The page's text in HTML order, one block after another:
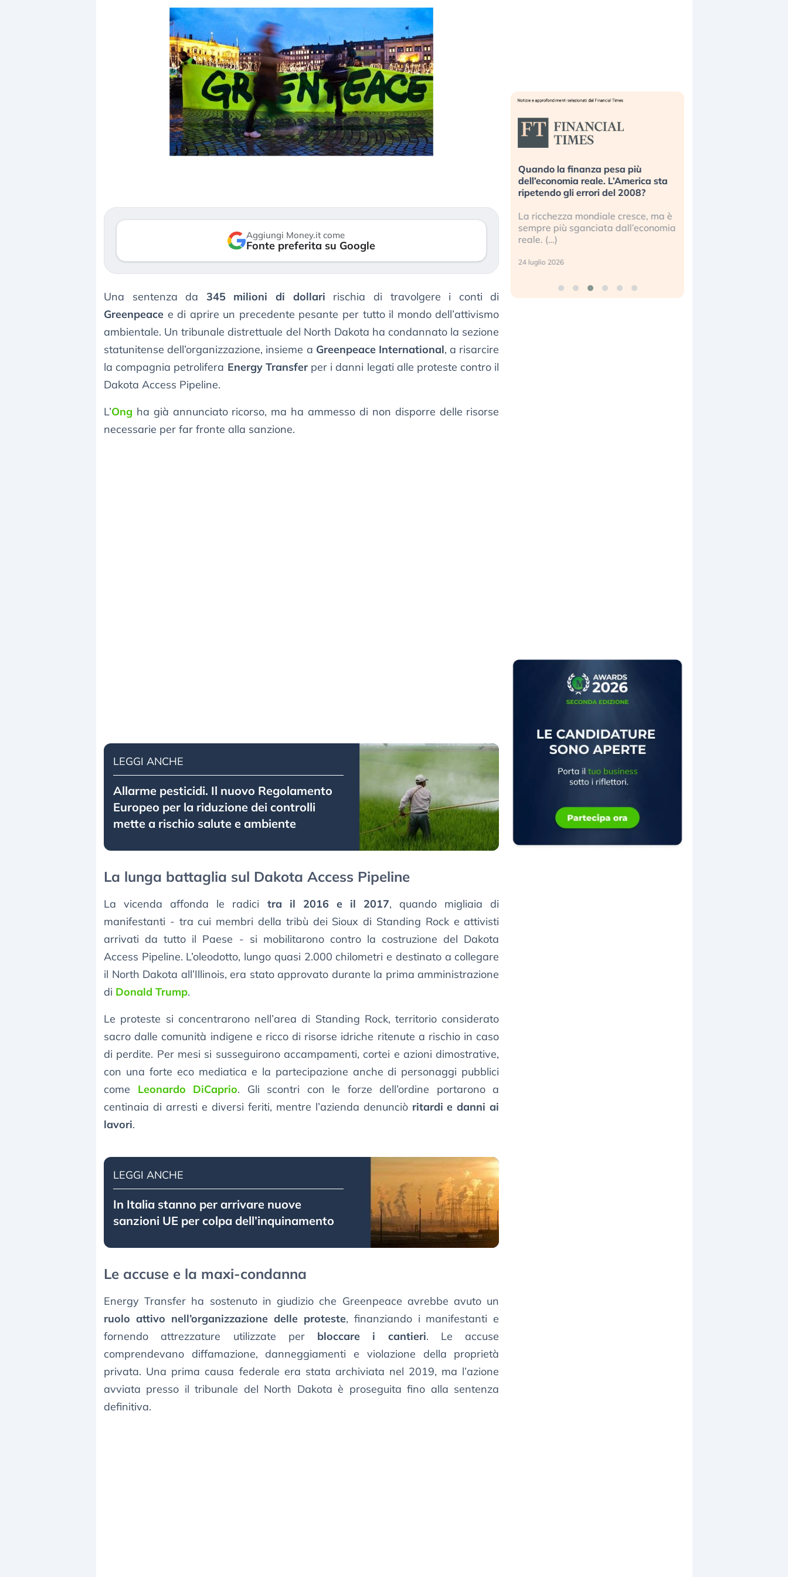
Aggiungi Money.it come
Fonte preferita su Google
Una sentenza da 345 milioni di dollari rischia di travolgere i conti di
Greenpeace e di aprire un precedente pesante per tutto il mondo dell’attivismo
ambientale. Un tribunale distrettuale del North Dakota ha condannato la sezione
statunitense dell’organizzazione, insieme a Greenpeace International, a risarcire
la compagnia petrolifera Energy Transferper i danni legati alle proteste contro il
Dakota Access Pipeline.
L’Ong ha già annunciato ricorso, ma ha ammesso di non disporre delle risorse
necessarie per far fronte alla sanzione.
LEGGI ANCHE
Allarme pesticidi. Il nuovo Regolamento
Europeo per la riduzione dei controlli
mette a rischio salute e ambiente
La lunga battaglia sul Dakota Access Pipeline
La vicenda affonda le radici tra il 2016 e il 2017, quando migliaia di
manifestanti - tra cui membri della tribù dei Sioux di Standing Rock e attivisti
arrivati da tutto il Paese - si mobilitarono contro la costruzione del Dakota
Access Pipeline. L’oleodotto, lungo quasi 2.000 chilometri e destinato a collegare
il North Dakota all’Illinois, era stato approvato durante la prima amministrazione
di Donald Trump.
Le proteste si concentrarono nell’area di Standing Rock, territorio considerato
sacro dalle comunità indigene e ricco di risorse idriche ritenute a rischio in caso
di perdite. Per mesi si susseguirono accampamenti, cortei e azioni dimostrative,
con una forte eco mediatica e la partecipazione anche di personaggi pubblici
come Leonardo DiCaprio. Gli scontri con le forze dell’ordine portarono a
centinaia di arresti e diversi feriti, mentre l’azienda denunciò ritardi e danni ai
lavori.
LEGGI ANCHE
In Italia stanno per arrivare nuove
sanzioni UE per colpa dell’inquinamento
Le accuse e la maxi-condanna
Energy Transfer ha sostenuto in giudizio che Greenpeace avrebbe avuto un
ruolo attivo nell’organizzazione delle proteste, finanziando i manifestanti e
fornendo attrezzature utilizzate per bloccare i cantieri. Le accuse
comprendevano diffamazione, danneggiamenti e violazione della proprietà
privata. Una prima causa federale era stata archiviata nel 2019, ma l’azione
avviata presso il tribunale del North Dakota è proseguita fino alla sentenza
definitiva.
3 agosto 2026
Kospi, mentre gli investitori retail (…)
30 luglio 2026
Quando la finanza pesa più
dell’economia reale. L’America sta
ripetendo gli errori del 2008?
La ricchezza mondiale cresce, ma è
sempre più sganciata dall’economia
reale. (…)
24 luglio 2026